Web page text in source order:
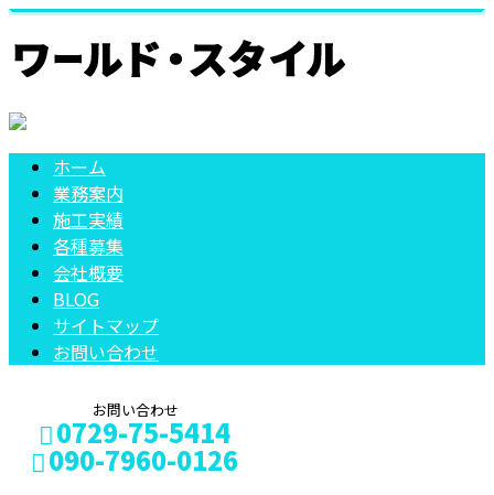
ホーム
業務案内
施工実績
各種募集
会社概要
BLOG
サイトマップ
お問い合わせ
お問い合わせ
0729-75-5414
090-7960-0126